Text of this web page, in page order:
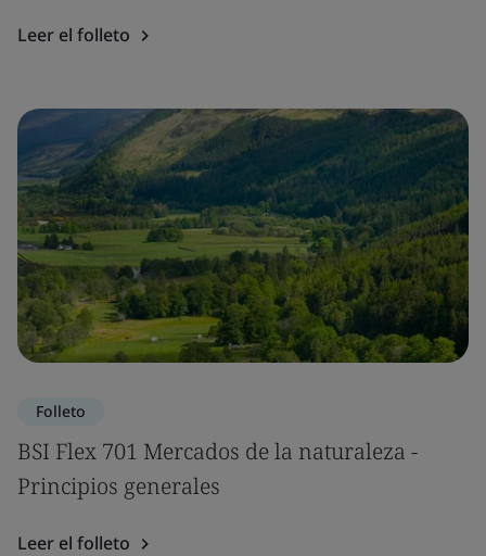
Leer el folleto
Folleto
BSI Flex 701 Mercados de la naturaleza -
Principios generales
Leer el folleto